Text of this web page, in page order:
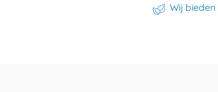
Wij bieden